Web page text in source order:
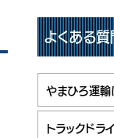
よくある
やまひろ運輸
トラックドラ